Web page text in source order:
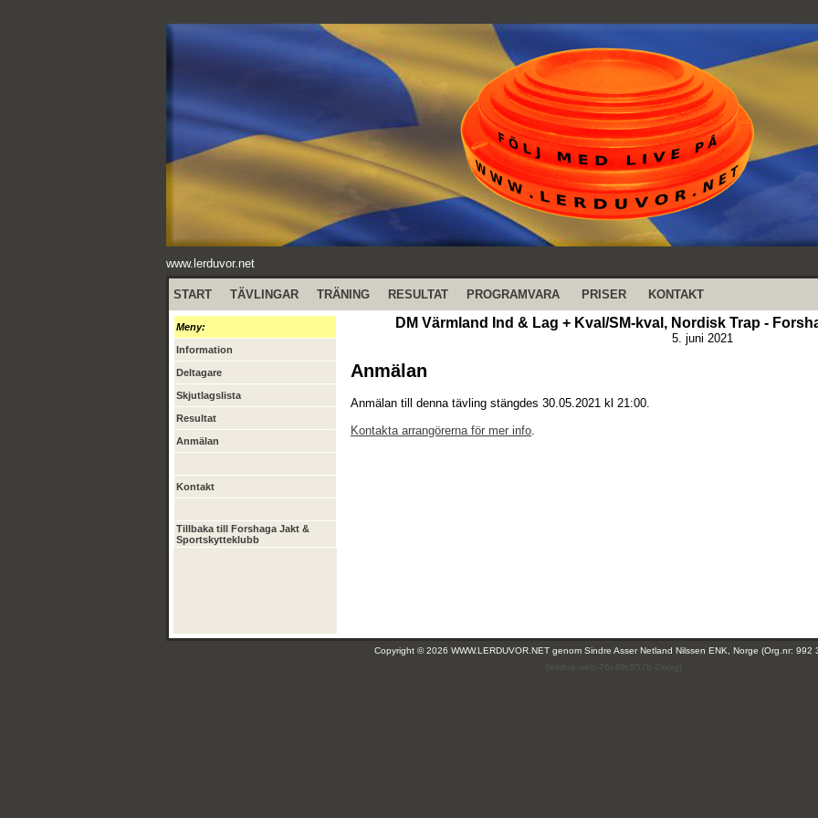
www.lerduvor.net
START TÄVLINGAR TRÄNING RESULTAT PROGRAMVARA PRISER KONTAKT
Meny:
Information
Deltagare
Skjutlagslista
Resultat
Anmälan
Kontakt
Tillbaka till Forshaga Jakt &
Sportskytteklubb
DM Värmland Ind & Lag + Kval/SM-kval, Nordisk Trap -
5. juni 2021
Anmälan
Anmälan till denna tävling stängdes 30.05.2021 kl 21:00.
Kontakta arrangörerna för mer info.
Copyright © 2026 WWW.LERDUVOR.NET genom Sindre Asser Netland Nilssen ENK, Norge (Org.nr: 992
(leirdue-web-76c49c557b-2xvxg)